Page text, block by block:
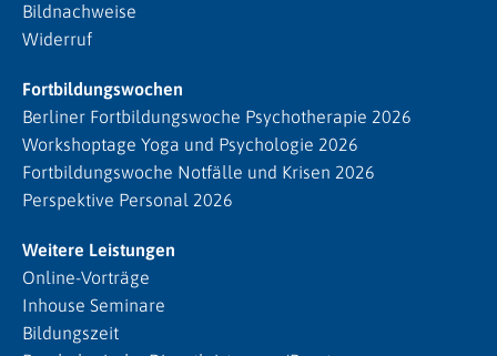
Bildnachweise
Widerruf
Fortbildungswochen
Berliner Fortbildungswoche Psychotherapie 2026
Workshoptage Yoga und Psychologie 2026
Fortbildungswoche Notfälle und Krisen 2026
Perspektive Personal 2026
Weitere Leistungen
Online-Vorträge
Inhouse Seminare
Bildungszeit